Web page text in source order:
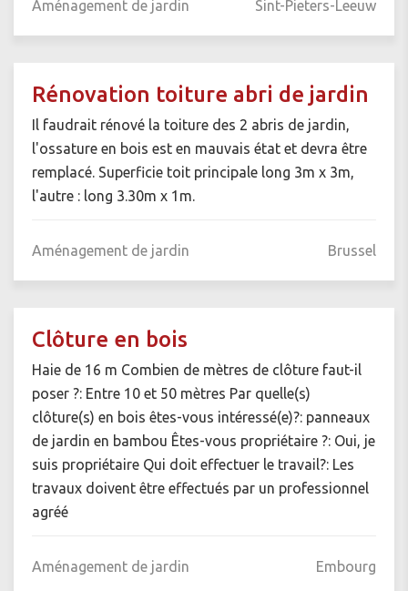
Aménagement de jardin Sint-Pieters-Leeuw
Rénovation toiture abri de jardin
Il faudrait rénové la toiture des 2 abris de jardin,
l'ossature en bois est en mauvais état et devra être
remplacé. Superficie toit principale long 3m x 3m,
l'autre : long 3.30m x 1m.
Aménagement de jardin Brussel
Clôture en bois
Haie de 16 m Combien de mètres de clôture faut-il
poser ?: Entre 10 et 50 mètres Par quelle(s)
clôture(s) en bois êtes-vous intéressé(e)?: panneaux
de jardin en bambou Êtes-vous propriétaire ?: Oui, je
suis propriétaire Qui doit effectuer le travail?: Les
travaux doivent être effectués par un professionnel
agréé
Aménagement de jardin Embourg